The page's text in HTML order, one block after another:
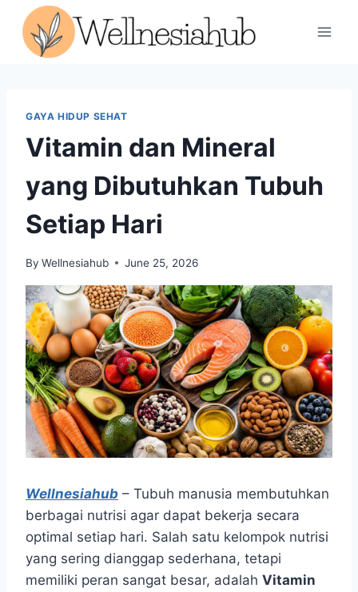
content
GAYA HIDUP SEHAT
Vitamin dan Mineral
yang Dibutuhkan Tubuh
Setiap Hari
By Wellnesiahub June 25, 2026
Wellnesiahub – Tubuh manusia membutuhkan
berbagai nutrisi agar dapat bekerja secara
optimal setiap hari. Salah satu kelompok nutrisi
yang sering dianggap sederhana, tetapi
memiliki peran sangat besar, adalah Vitamin